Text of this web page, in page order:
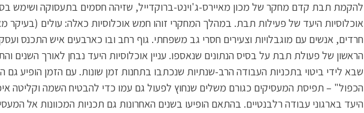
להקמת תבת קדם מחקר של מכון מאיירס-ג'וינט-ברוקדייל, שזיהה חסמים בתעסוקה ושימש
אוכלוסיות היעד של פעילות תבת. במהלך המחקרי זוהו חמש אוכלוסיות כאלה: עולים (בעיקר
חרדים, אנשים עם מוגבלויות וצעירים חסרי גב משפחתי. גוף רחב ובו כארבעים איש התכנס
הראשון של פעולת תבת על בסיס הנתונים שנאספו. עניין אוכלוסיות היעד נבחן לאורך השנים
שבא לידי ביטוי בתכניות העבודה הרב-שנתיות שנכתבו בתחנות זמן שונות. עם הזמן הופיע גם
הכפול" – תפיסת המעסיקים כגורם משלים שנחוץ לפעול גם עמו כדי להבטיח השמה וקליטה
היעד בארגוני עבודה רלבנטיים. בהתאם הופיעו בשנים האחרונות גם תכניות המכוונות אל